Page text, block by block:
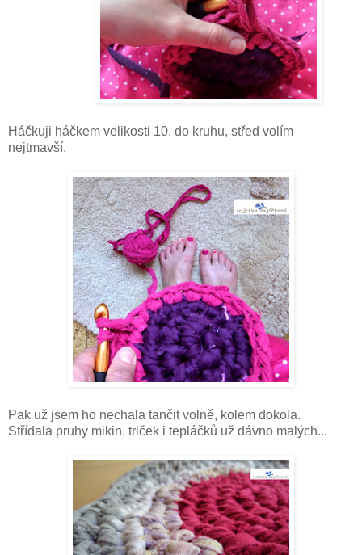
Háčkuji háčkem velikosti 10, do kruhu, střed volím
nejtmavší.
Pak už jsem ho nechala tančit volně, kolem dokola.
Střídala pruhy mikin, triček i tepláčků už dávno malých...